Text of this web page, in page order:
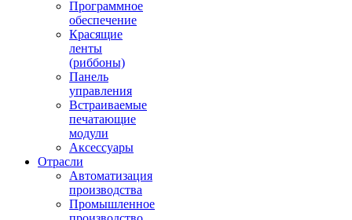
Программное
обеспечение
Красящие
ленты
(риббоны)
Панель
управления
Встраиваемые
печатающие
модули
Аксессуары
Отрасли
Автоматизация
производства
Промышленное